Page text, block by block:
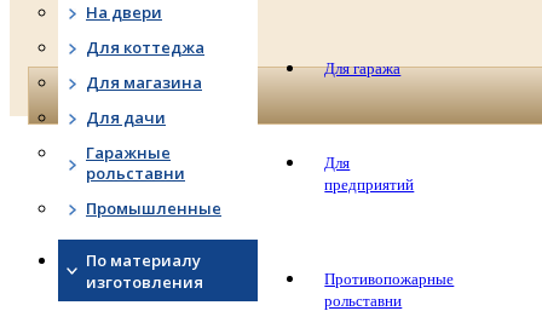
Для гаража
Для
предприятий
Противопожарные
рольставни
На двери
Для коттеджа
Для магазина
Для дачи
Гаражные
рольставни
Промышленные
По материалу
изготовления